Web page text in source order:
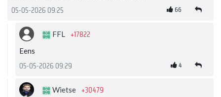
05-05-2026 09:25 66
FFL +17822
Eens
05-05-2026 09:29 4
Wietse +30479